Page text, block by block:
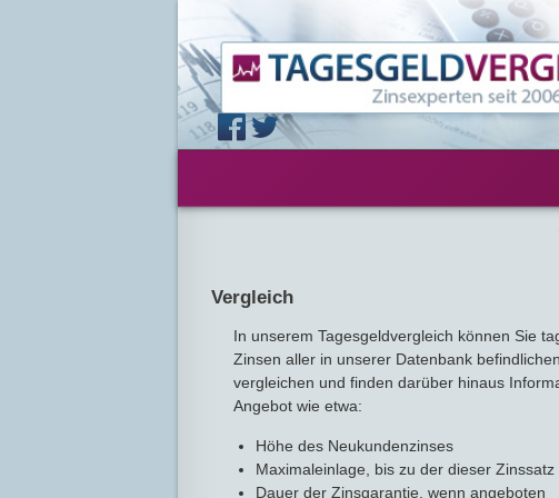
Vergleich
In unserem Tagesgeldvergleich können Sie
Zinsen aller in unserer Datenbank
vergleichen und finden darüber hinaus
Angebot wie etwa:
Höhe des Neukundenzinses
Maximaleinlage, bis zu der dieser Zinssatz
Dauer der Zinsgarantie, wenn angeboten